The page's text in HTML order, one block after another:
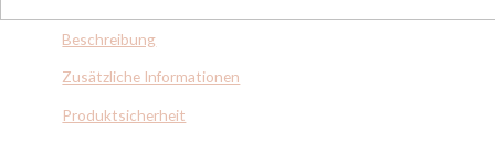
Beschreibung
Zusätzliche Informationen
Produktsicherheit